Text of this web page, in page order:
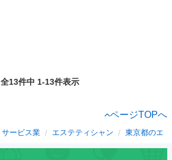
全13件中 1-13件表示
ページTOPへ
サービス業 エステティシャン 東京都のエ